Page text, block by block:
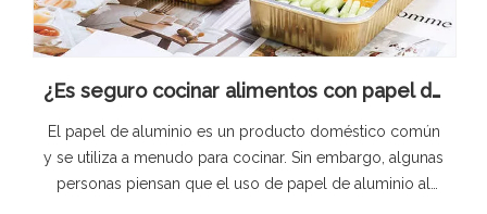
¿Es seguro cocinar alimentos con papel de aluminio?
El papel de aluminio es un producto doméstico común
y se utiliza a menudo para cocinar. Sin embargo, algunas
personas piensan que el uso de papel de aluminio al